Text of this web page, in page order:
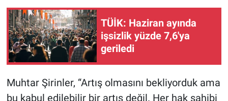
TÜİK: Haziran ayında
işsizlik yüzde 7,6'ya
geriledi
Muhtar Şirinler, “Artış olmasını bekliyorduk ama
bu kabul edilebilir bir artış değil. Her hak sahibi
Canlı Yayın